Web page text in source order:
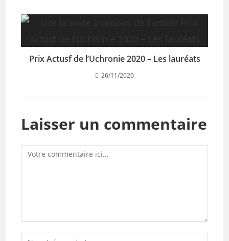
Prix Actusf de l’Uchronie 2020 – Les lauréats
26/11/2020
Laisser un commentaire